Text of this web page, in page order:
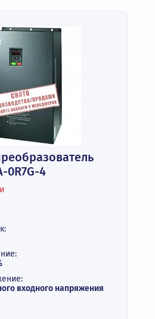
0R7G-4
входного напряжения